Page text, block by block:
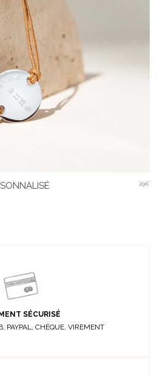
29€
SÉCURISÉ
PAYPAL, CHÈQUE, VIREMENT